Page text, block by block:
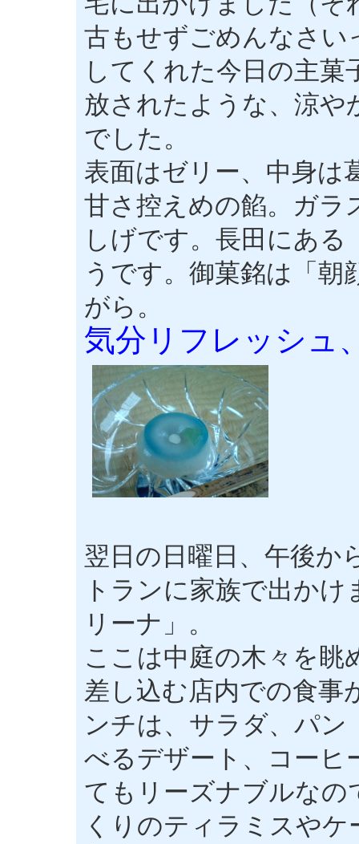
古もせずごめんなさい
してくれた今日の主
放されたような、涼や
でした。
表面はゼリー、中身は
甘さ控えめの餡。ガラ
しげです。長田にあ
うです。御菓銘は「朝
がら。
気分リフレッシュ
翌日の日曜日、午後か
トランに家族で出か
リーナ」。
ここは中庭の木々を眺
差し込む店内での食事
ンチは、サラダ、パン
べるデザート、コーヒ
てもリーズナブルな
くりのティラミスや